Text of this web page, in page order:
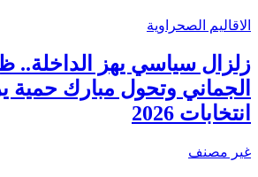
الاقاليم الصحراوية
زلزال سياسي يهز الداخلة..
الجماني وتحول مبارك حمية
انتخابات 2026
غير مصنف